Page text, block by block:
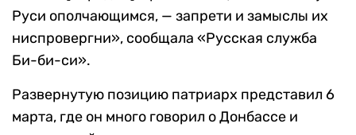
Руси ополчающимся, — запрети и замыслы их
ниспровергни», сообщала «Русская служба
Би-би-си».
Развернутую позицию патриарх представил 6
марта, где он много говорил о Донбассе и